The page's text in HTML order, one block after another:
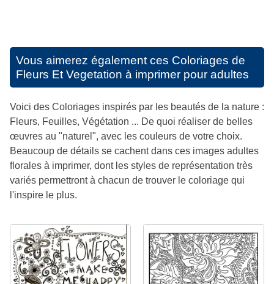
Vous aimerez également ces Coloriages de
Fleurs Et Vegetation à imprimer pour adultes
Voici des Coloriages inspirés par les beautés de la nature :
Fleurs, Feuilles, Végétation ... De quoi réaliser de belles
œuvres au "naturel", avec les couleurs de votre choix.
Beaucoup de détails se cachent dans ces images adultes
florales à imprimer, dont les styles de représentation très
variés permettront à chacun de trouver le coloriage qui
l'inspire le plus.